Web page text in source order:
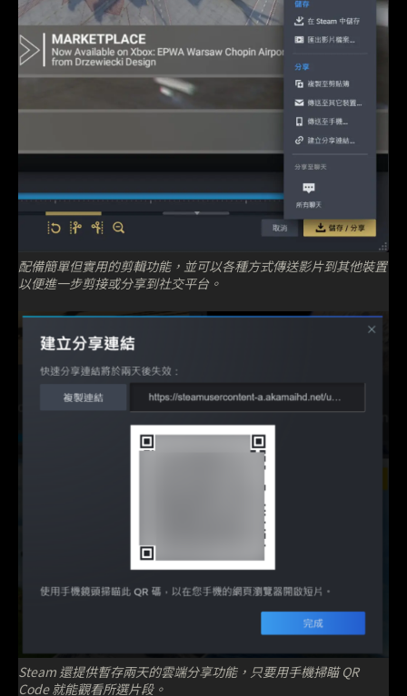
配備簡單但實用的剪輯功能，並可以各種方式傳送影片到其他裝置
以便進一步剪接或分享到社交平台。
Steam 還提供暫存兩天的雲端分享功能，只要用手機掃瞄 QR
Code 就能觀看所選片段。